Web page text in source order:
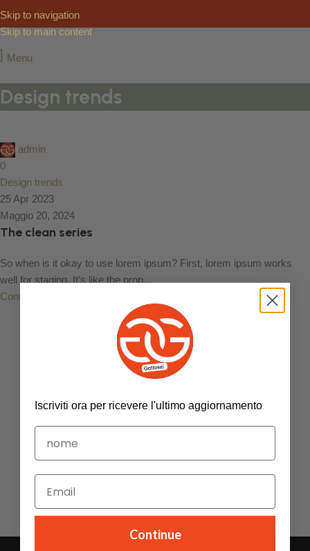
Skip to navigation
Skip to main content
Menu
Design trends
admin
0
Design trends
25 Apr 2023
Maggio 20, 2024
The clean series
So when is it okay to use lorem ipsum? First, lorem ipsum works
well for staging. It’s like the prop...
Continue reading
Iscriviti ora per ricevere l'ultimo aggiornamento
Continue